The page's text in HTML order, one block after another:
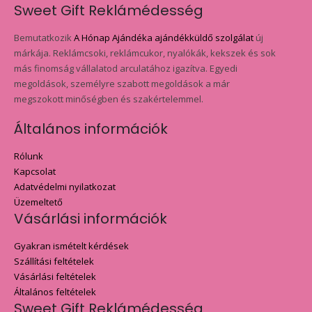
Sweet Gift Reklámédesség
BemutatkozikA Hónap Ajándéka ajándékküldő szolgálat új
márkája. Reklámcsoki, reklámcukor, nyalókák, kekszek és sok
más finomság vállalatod arculatához igazítva. Egyedi
megoldások, személyre szabott megoldások a már
megszokott minőségben és szakértelemmel.
Általános információk
Rólunk
Kapcsolat
Adatvédelmi nyilatkozat
Üzemeltető
Vásárlási információk
Gyakran ismételt kérdések
Szállítási feltételek
Vásárlási feltételek
Általános feltételek